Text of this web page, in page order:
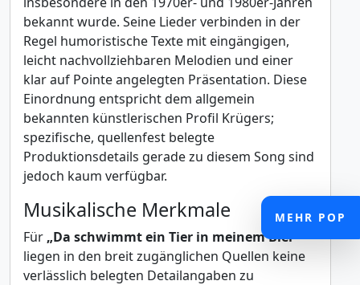
bekannt wurde. Seine Lieder verbinden in der
Regel humoristische Texte mit eingängigen,
leicht nachvollziehbaren Melodien und einer
klar auf Pointe angelegten Präsentation. Diese
Einordnung entspricht dem allgemein
bekannten künstlerischen Profil Krügers;
spezifische, quellenfest belegte
Produktionsdetails gerade zu diesem Song sind
jedoch kaum verfügbar.
Musikalische Merkmale
Für „Da schwimmt ein Tier in meinem Bier“
liegen in den breit zugänglichen Quellen keine
verlässlich belegten Detailangaben zu
MEHR POP